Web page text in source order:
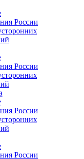
России
России
России
России